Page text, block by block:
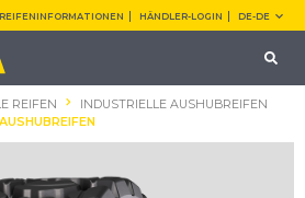
REIFENINFORMATIONEN HÄNDLER-LOGIN DE-DE
REIFEN
INDUSTRIELLE AUSHUBREIFEN